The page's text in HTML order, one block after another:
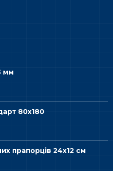
мм
80х180
прапорців 24х12 см